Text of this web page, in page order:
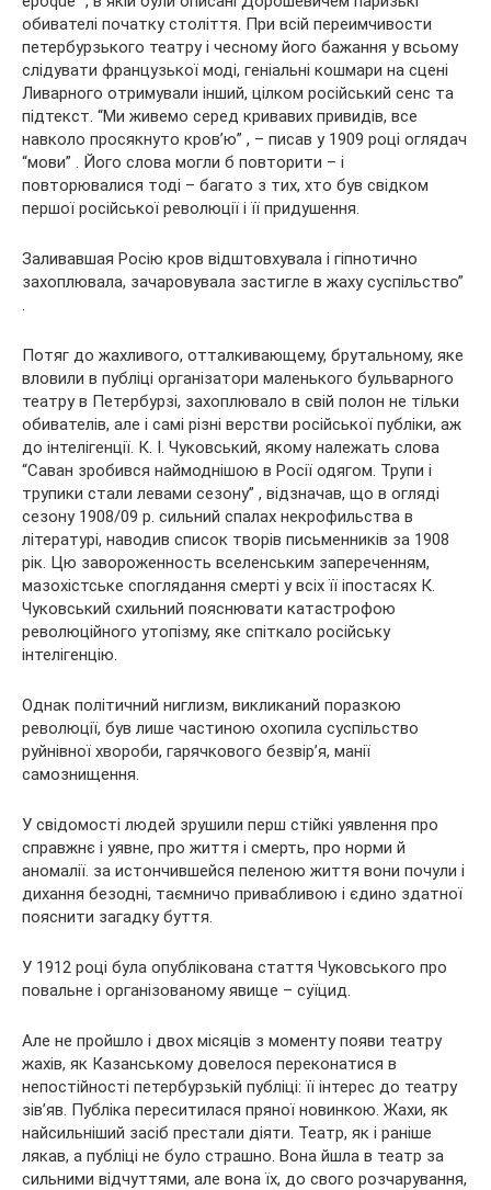
обивателі початку століття. При всій переимчивости
петербурзького театру і чесному його бажання у всьому
слідувати французької моді, геніальні кошмари на сцені
Ливарного отримували інший, цілком російський сенс та
підтекст. “Ми живемо серед кривавих привидів, все
навколо просякнуто кров’ю” , – писав у 1909 році оглядач
“мови” . Його слова могли б повторити – і
повторювалися тоді – багато з тих, хто був свідком
першої російської революції і її придушення.
Заливавшая Росію кров відштовхувала і гіпнотично
захоплювала, зачаровувала застигле в жаху суспільство”
.
Потяг до жахливого, отталкивающему, брутальному, яке
вловили в публіці організатори маленького бульварного
театру в Петербурзі, захоплювало в свій полон не тільки
обивателів, але і самі різні верстви російської публіки, аж
до інтелігенції. К. І. Чуковський, якому належать слова
“Саван зробився наймоднішою в Росії одягом. Трупи і
трупики стали левами сезону” , відзначав, що в огляді
сезону 1908/09 р. сильний спалах некрофильства в
літературі, наводив список творів письменників за 1908
рік. Цю завороженность вселенським запереченням,
мазохістське споглядання смерті у всіх її іпостасях К.
Чуковський схильний пояснювати катастрофою
революційного утопізму, яке спіткало російську
інтелігенцію.
Однак політичний ниглизм, викликаний поразкою
революції, був лише частиною охопила суспільство
руйнівної хвороби, гарячкового безвір’я, манії
самознищення.
У свідомості людей зрушили перш стійкі уявлення про
справжнє і уявне, про життя і смерть, про норми й
аномалії. за истончившейся пеленою життя вони почули і
дихання безодні, таємничо привабливою і єдино здатної
пояснити загадку буття.
У 1912 році була опублікована стаття Чуковського про
повальне і організованому явище – суїцид.
Але не пройшло і двох місяців з моменту появи театру
жахів, як Казанському довелося переконатися в
непостійності петербурзькій публіці: її інтерес до театру
зів’яв. Публіка переситилася пряної новинкою. Жахи, як
найсильніший засіб престали діяти. Театр, як і раніше
лякав, а публіці не було страшно. Вона йшла в театр за
сильними відчуттями, але вона їх, до свого розчарування,